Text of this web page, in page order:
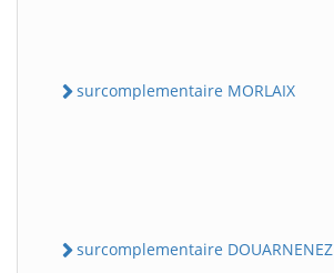
surcomplementaire MORLAIX
surcomplementaire DOUARNENEZ